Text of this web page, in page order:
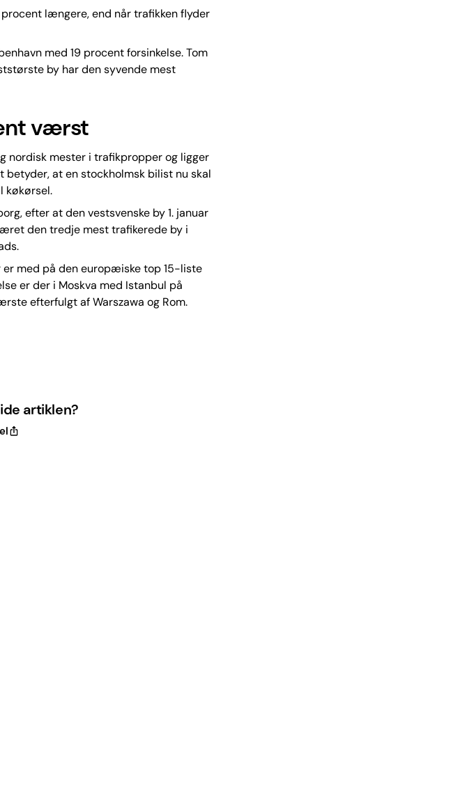
længere, end når trafikken flyder
med 19 procent forsinkelse. Tom
by har den syvende mest
værst
nordisk mester i trafikpropper og ligger
betyder, at en stockholmsk bilist nu skal
køkørsel.
efter at den vestsvenske by 1. januar
den tredje mest trafikerede by i
er med på den europæiske top 15-liste
er der i Moskva med Istanbul på
efterfulgt af Warszawa og Rom.
artiklen?